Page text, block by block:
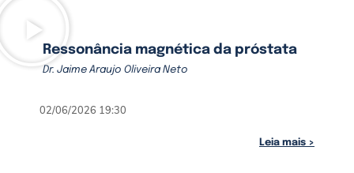
Ressonância magnética da próstata
Dr. Jaime Araujo Oliveira Neto
02/06/2026 19:30
Leia mais >